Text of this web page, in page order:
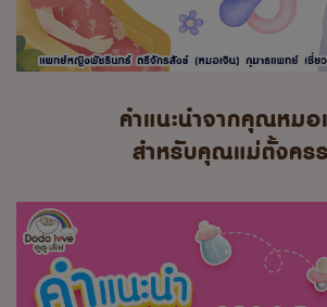
คำแนะนำจากคุณหมอ
สำหรับคุณแม่ตั้งคร